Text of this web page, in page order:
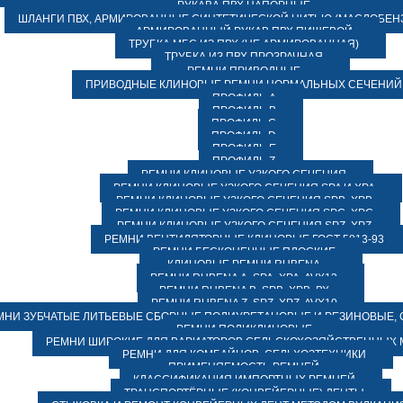
РУКАВА ПВХ НАПОРНЫЕ
ШЛАНГИ ПВХ, АРМИРОВАННЫЕ СИНТЕТИЧЕСКОЙ НИТЬЮ
АРМИРОВАННЫЙ РУКАВ ПВХ ПИЩЕВОЙ
ТРУБКА МБС ИЗ ПВХ (НЕ АРМИРОВАННАЯ)
ТРУБКА ИЗ ПВХ ПРОЗРАЧНАЯ
РЕМНИ ПРИВОДНЫЕ
ПРИВОДНЫЕ КЛИНОВЫЕ РЕМНИ НОРМАЛЬНЫХ СЕЧЕНИЙ
ПРОФИЛЬ A
ПРОФИЛЬ B
ПРОФИЛЬ C
ПРОФИЛЬ D
ПРОФИЛЬ E
ПРОФИЛЬ Z
РЕМНИ КЛИНОВЫЕ УЗКОГО СЕЧЕНИЯ
РЕМНИ КЛИНОВЫЕ УЗКОГО СЕЧЕНИЯ SPA И XPA
РЕМНИ КЛИНОВЫЕ УЗКОГО СЕЧЕНИЯ SPB, XPB
РЕМНИ КЛИНОВЫЕ УЗКОГО СЕЧЕНИЯ SPC, XPC
РЕМНИ КЛИНОВЫЕ УЗКОГО СЕЧЕНИЯ SPZ, XPZ
РЕМНИ ВЕНТИЛЯТОРНЫЕ КЛИНОВЫЕ ГОСТ 5813-93
РЕМНИ БЕСКОНЕЧНЫЕ ПЛОСКИЕ
КЛИНОВЫЕ РЕМНИ RUBENA
РЕМНИ RUBENA А, SPA, XPA, AVX13
РЕМНИ RUBENA В, SPВ, ХPВ, ВХ
РЕМНИ RUBENA Z, SPZ, XPZ, AVX10
ЗУБЧАТЫЕ ЛИТЬЕВЫЕ СБОРНЫЕ ПОЛИУРЕТАНОВЫЕ И РЕЗИНОВЫЕ,
РЕМНИ ПОЛИКЛИНОВЫЕ
РЕМНИ ШИРОКИЕ ДЛЯ ВАРИАТОРОВ СЕЛЬСКОХОЗЯЙСТВЕННЫХ
РЕМНИ ДЛЯ КОМБАЙНОВ, СЕЛЬХОЗТЕХНИКИ
ПРИМЕНЯЕМОСТЬ РЕМНЕЙ
КЛАССИФИКАЦИЯ ИМПОРТНЫХ РЕМНЕЙ
ТРАНСПОРТЁРНЫЕ (КОНВЕЙЕРНЫЕ) ЛЕНТЫ